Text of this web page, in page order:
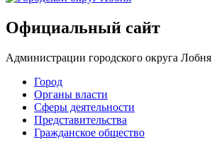
Официальный сайт
Администрации городского округа Лобня
Город
Органы власти
Сферы деятельности
Представительства
Гражданское общество